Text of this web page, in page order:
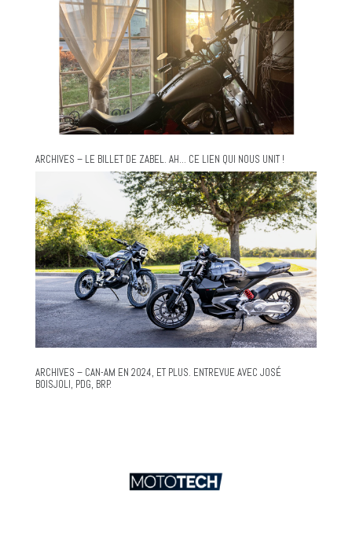
ARCHIVES – LE BILLET DE ZABEL. AH… CE LIEN QUI NOUS UNIT !
ARCHIVES – CAN-AM EN 2024, ET PLUS. ENTREVUE AVEC JOSÉ
BOISJOLI, PDG, BRP.